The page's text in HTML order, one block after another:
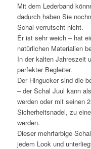
Mit dem Lederband
dadurch haben Sie
Schal verrutscht nicht.
Er ist sehr weich – hat
natürlichen Materialien
In der kalten Jahreszeit
perfekter Begleiter.
Der Hingucker sind die
– der Schal Juul kann
werden oder mit seinen
Sicherheitsnadel, zu
werden.
Dieser mehrfarbige
jedem Look und